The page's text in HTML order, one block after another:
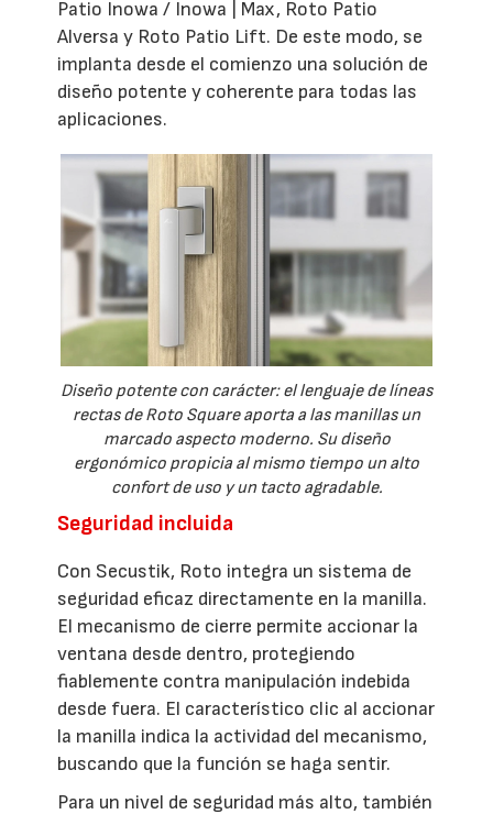
Patio Inowa / Inowa | Max, Roto Patio
Alversa y Roto Patio Lift. De este modo, se
implanta desde el comienzo una solución de
diseño potente y coherente para todas las
aplicaciones.
Diseño potente con carácter: el lenguaje de líneas
rectas de Roto Square aporta a las manillas un
marcado aspecto moderno. Su diseño
ergonómico propicia al mismo tiempo un alto
confort de uso y un tacto agradable.
Seguridad incluida
Con Secustik, Roto integra un sistema de
seguridad eficaz directamente en la manilla.
El mecanismo de cierre permite accionar la
ventana desde dentro, protegiendo
fiablemente contra manipulación indebida
desde fuera. El característico clic al accionar
la manilla indica la actividad del mecanismo,
buscando que la función se haga sentir.
Para un nivel de seguridad más alto, también